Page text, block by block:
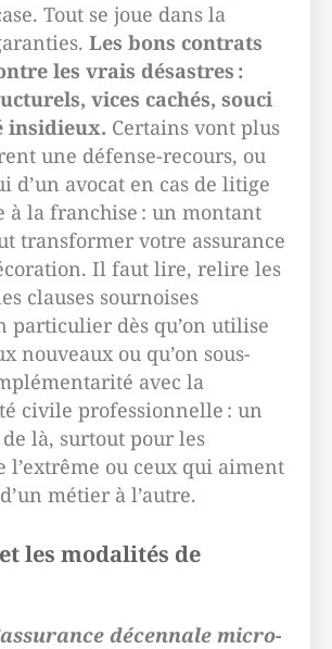
Tout se joue dans la
Les bons contrats
les vrais désastres :
vices cachés, souci
insidieux. Certains vont plus
une défense-recours, ou
d’un avocat en cas de litige
à la franchise : un montant
transformer votre assurance
Il faut lire, relire les
clauses sournoises
particulier dès qu’on utilise
nouveaux ou qu’on sous-
avec la
civile professionnelle : un
là, surtout pour les
l’extrême ou ceux qui aiment
métier à l’autre.
les modalités de
décennale micro-